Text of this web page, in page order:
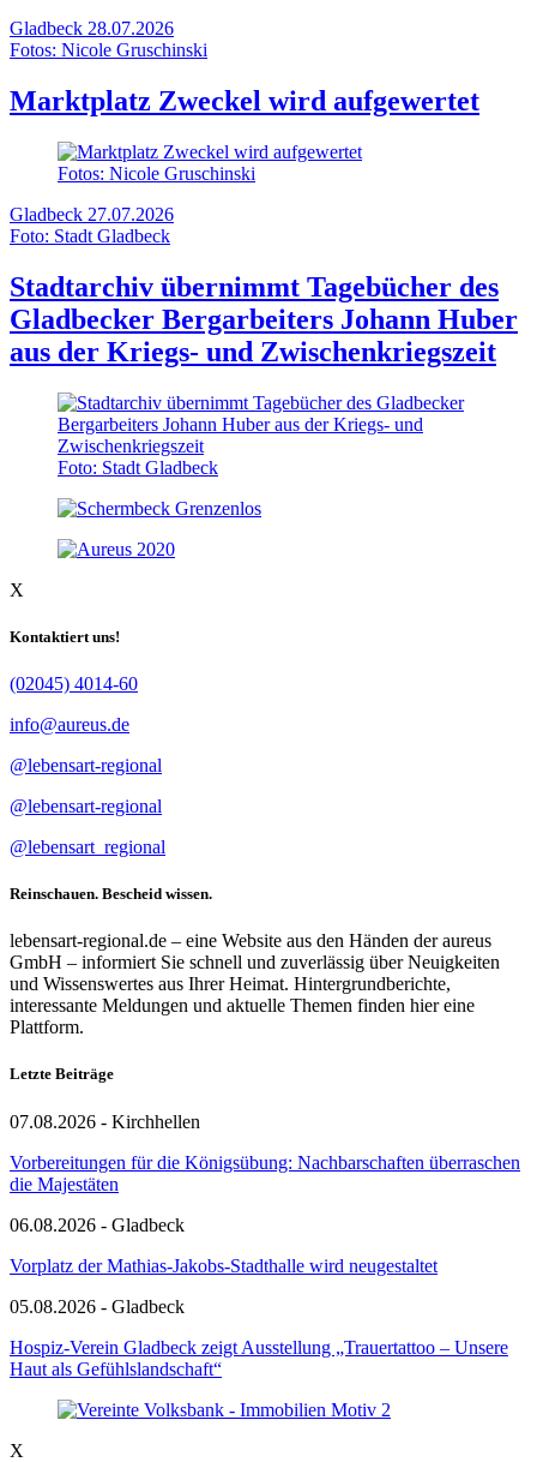
Gladbeck 28.07.2026
Fotos: Nicole Gruschinski
Marktplatz Zweckel wird aufgewertet
Fotos: Nicole Gruschinski
Gladbeck 27.07.2026
Foto: Stadt Gladbeck
Stadtarchiv übernimmt Tagebücher des
Gladbecker Bergarbeiters Johann Huber
aus der Kriegs- und Zwischenkriegszeit
Foto: Stadt Gladbeck
X
Kontaktiert uns!
(02045) 4014-60
info@aureus.de
@lebensart-regional
@lebensart-regional
@lebensart_regional
Reinschauen. Bescheid wissen.
lebensart-regional.de – eine Website aus den Händen der aureus
GmbH – informiert Sie schnell und zuverlässig über Neuigkeiten
und Wissenswertes aus Ihrer Heimat. Hintergrundberichte,
interessante Meldungen und aktuelle Themen finden hier eine
Plattform.
Letzte Beiträge
07.08.2026 - Kirchhellen
Vorbereitungen für die Königsübung: Nachbarschaften überraschen
die Majestäten
06.08.2026 - Gladbeck
Vorplatz der Mathias-Jakobs-Stadthalle wird neugestaltet
05.08.2026 - Gladbeck
Hospiz-Verein Gladbeck zeigt Ausstellung „Trauertattoo – Unsere
Haut als Gefühlslandschaft“
X